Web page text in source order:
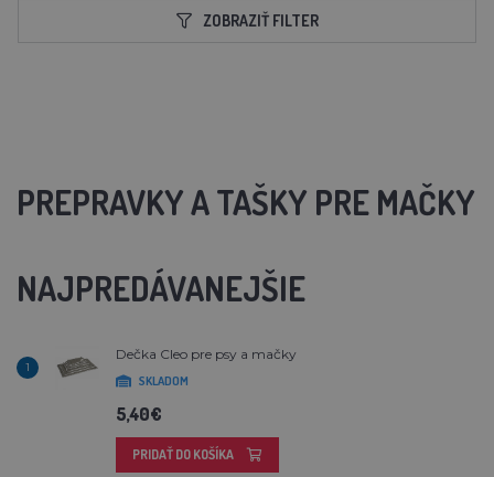
ZOBRAZIŤ FILTER
PREPRAVKY A TAŠKY PRE MAČKY
NAJPREDÁVANEJŠIE
1
Dečka Cleo pre psy a mačky
SKLADOM
5,40€
PRIDAŤ DO KOŠÍKA